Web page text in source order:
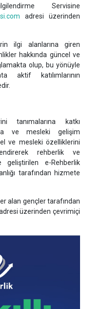
Servisine
adresi üzerinden
ilgi alanlarına giren
hakkında güncel ve
olup, bu yönüyle
aktif katılımlarının
tanımalarına katkı
ve mesleki gelişim
ve mesleki özelliklerini
rehberlik ve
geliştirilen e-Rehberlik
tarafından hizmete
alan gençler tarafından
üzerinden çevrimiçi